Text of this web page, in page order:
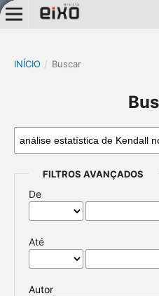
INÍCIO / Buscar
FILTROS AVANÇADOS
De
Até
Autor